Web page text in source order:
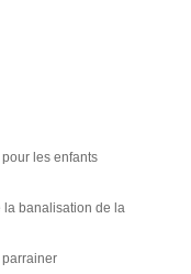
les enfants
la banalisation de la